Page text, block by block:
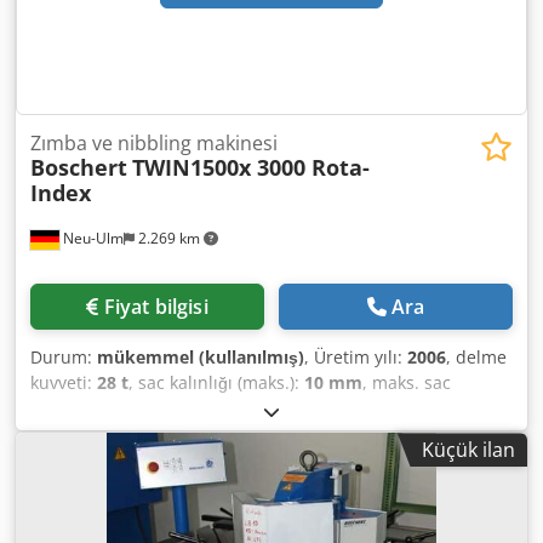
Neu-Ulm 2.269 km
Zımba ve nibbling makinesi
BoschertTWIN1500x 3000 Rota-
Index
Fiyat bilgisi Ara
Durum: mükemmel (kullanılmış), Üretim yılı: 2006, delme
kuvveti: 28 t, sac kalınlığı (maks.): 10 mm, maks. sac
, delme çapı:
1.500 mm, Boschert TWIN 1500x3000 Rota-Index TRUMPF
Quick-Change Tool System Station 1: Rotation with
indexing option for Boschert Multitool Max. punching
diameter: 105 mm, stepless tool rotation Station 2: Max.
punching diameter 105 mm, with adapter option for
Küçük ilan